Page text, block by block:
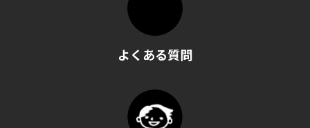
よくある質問